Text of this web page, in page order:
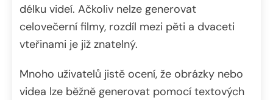
délku videí. Ačkoliv nelze generovat
celovečerní filmy, rozdíl mezi pěti a dvaceti
vteřinami je již znatelný.
Mnoho uživatelů jistě ocení, že obrázky nebo
videa lze běžně generovat pomocí textových